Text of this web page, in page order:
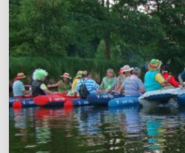
NAŠÍ
PŮJČOVNĚ
LODÍ"